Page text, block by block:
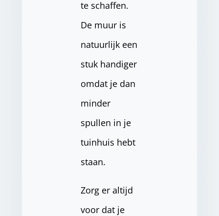
te schaffen.
De muur is
natuurlijk een
stuk handiger
omdat je dan
minder
spullen in je
tuinhuis hebt
staan.
Zorg er altijd
voor dat je